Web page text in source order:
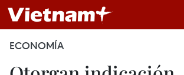
ECONOMÍA